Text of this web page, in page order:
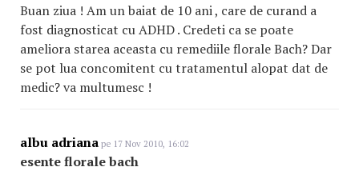
Buan ziua ! Am un baiat de 10 ani , care de curand a
fost diagnosticat cu ADHD . Credeti ca se poate
ameliora starea aceasta cu remediile florale Bach? Dar
se pot lua concomitent cu tratamentul alopat dat de
medic? va multumesc !
albu adriana pe 17 Nov 2010, 16:02
esente florale bach